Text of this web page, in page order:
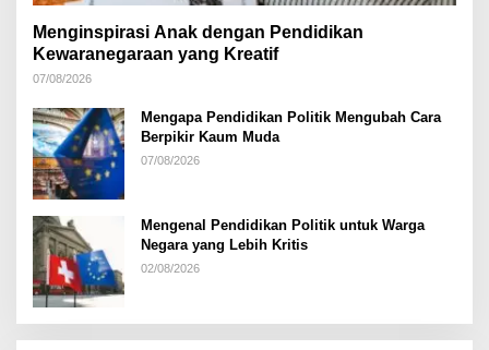
Menginspirasi Anak dengan Pendidikan
Kewaranegaraan yang Kreatif
07/08/2026
Mengapa Pendidikan Politik Mengubah Cara
Berpikir Kaum Muda
07/08/2026
Mengenal Pendidikan Politik untuk Warga
Negara yang Lebih Kritis
02/08/2026